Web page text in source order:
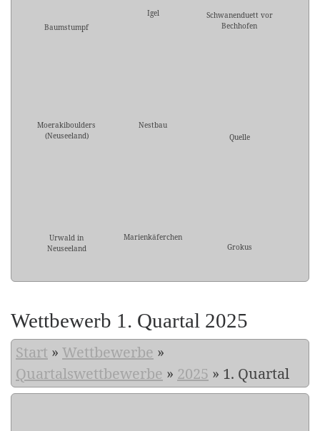
Baumstumpf
Igel
Schwanenduett vor
Bechhofen
Moerakiboulders
(Neuseeland)
Nestbau
Quelle
Urwald in
Neuseeland
Marienkäferchen
Grokus
Wettbewerb 1. Quartal 2025
Start » Wettbewerbe »
Quartalswettbewerbe » 2025 » 1. Quartal